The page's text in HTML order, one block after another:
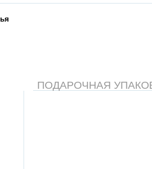
ПОДАРОЧНАЯ